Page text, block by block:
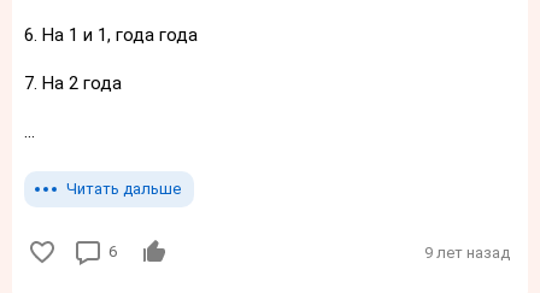
6. На 1 и 1, года года
7. На 2 года
...
Читать дальше
6 9 лет назад